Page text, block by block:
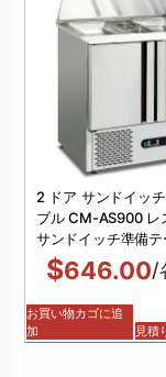
2 ドア サンドイッ
ブル CM-AS900 レ
サンドイッチ準備
$646.00/
お買い物カゴに追
加
見積